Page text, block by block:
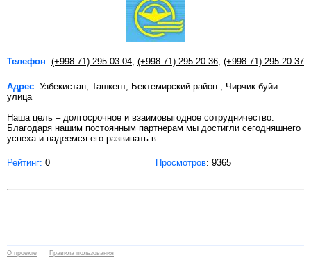
Телефон: (+998 71) 295 03 04, (+998 71) 295 20 36, (+998 71) 295 20 37
Адрес: Узбекистан, Ташкент, Бектемирский район , Чирчик буйи
улица
Наша цель – долгосрочное и взаимовыгодное сотрудничество.
Благодаря нашим постоянным партнерам мы достигли сегодняшнего
успеха и надеемся его развивать в
Рейтинг: 0 Просмотров: 9365
О проекте Правила пользования